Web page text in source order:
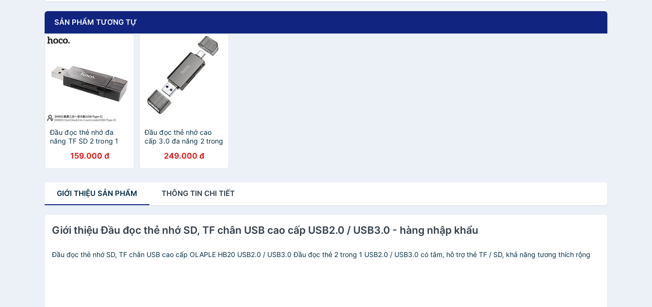
SẢN PHẨM TƯƠNG TỰ
Đầu đọc thẻ nhớ đa
năng TF SD 2 trong 1
typec 480Mbps Hỗ trợ
dung lượng 2TB - hàng
159.000 đ
Đầu đọc thẻ nhớ cao
cấp 3.0 đa năng 2 trong
Đầu typec) đọc thẻ
camera, máy ảnh đọc
249.000 đ
GIỚI THIỆU SẢN PHẨM THÔNG TIN CHI TIẾT
Giới thiệu Đầu đọc thẻ nhớ SD, TF chân USB cao cấp USB2.0 / USB3.0 - hàng nhập khẩu
Đầu đọc thẻ nhớ SD, TF chân USB cao cấp OLAPLE HB20 USB2.0 / USB3.0 Đầu đọc thẻ 2 trong 1 USB2.0 / USB3.0 có tâm, hỗ trợ thẻ TF / SD, khả năng tương thích rộng